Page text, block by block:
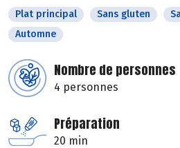
Plat principal Sans gluten
Automne
Nombre de personnes
4 personnes
Préparation
20 min